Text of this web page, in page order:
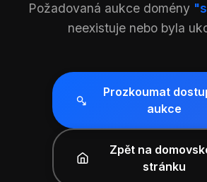
Požadovaná aukce domény
neexistuje nebo byla
Prozkoumat
aukce
Zpět na
stránku